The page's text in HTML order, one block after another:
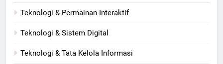
Teknologi & Permainan Interaktif
Teknologi & Sistem Digital
Teknologi & Tata Kelola Informasi